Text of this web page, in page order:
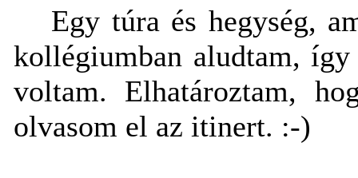
Egy túra és hegység,
kollégiumban aludtam,
voltam. Elhatároztam,
olvasom el az itinert. :-)